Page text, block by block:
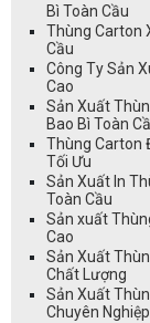
Bì Toàn Cầu
Thùng Carton
Cầu
Công Ty Sản
Cao
Sản Xuất
Bao Bì Toàn
Thùng Carton
Tối Ưu
Sản Xuất In
Toàn Cầu
Sản xuất
Cao
Sản Xuất
Chất Lượng
Sản Xuất
Chuyên Nghiệp